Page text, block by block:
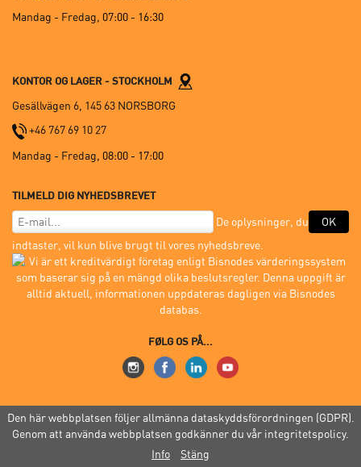
Mandag - Fredag, 07:00 - 16:30
KONTOR OG LAGER - STOCKHOLM
Gesällvägen 6, 145 63 NORSBORG
+46 767 69 10 27
Mandag - Fredag, 08:00 - 17:00
TILMELD DIG NYHEDSBREVET
OK
De oplysninger, du
indtaster, vil kun blive brugt til vores nyhedsbreve.
FØLG OS PÅ...
© 2005-2026 Mon.Zon Sverige AB |Købsbetingelser |GDPR |
Webstedsindeks
Den här webbplatsen följer allmänna dataskyddsförordningen (GDPR).
Genom att använda webbplatsen godkänner du vår integritetspolicy.
Info
Stäng